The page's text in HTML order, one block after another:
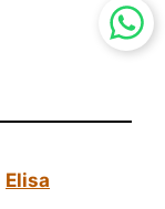
Elisa